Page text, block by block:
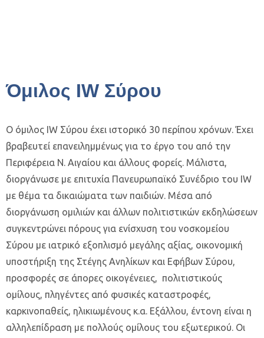
Όμιλος IW Σύρου
Ο όμιλος IW Σύρου έχει ιστορικό 30 περίπου χρόνων. Έχει
βραβευτεί επανειλημμένως για το έργο του από την
Περιφέρεια Ν. Αιγαίου και άλλους φορείς. Μάλιστα,
διοργάνωσε με επιτυχία Πανευρωπαϊκό Συνέδριο του IW
με θέμα τα δικαιώματα των παιδιών. Μέσα από
διοργάνωση ομιλιών και άλλων πολιτιστικών εκδηλώσεων
συγκεντρώνει πόρους για ενίσχυση του νοσκομείου
Σύρου με ιατρικό εξοπλισμό μεγάλης αξίας, οικονομική
υποστήριξη της Στέγης Ανηλίκων και Εφήβων Σύρου,
προσφορές σε άπορες οικογένειες, πολιτιστικούς
ομίλους, πληγέντες από φυσικές καταστροφές,
καρκινοπαθείς, ηλικιωμένους κ.α. Εξάλλου, έντονη είναι η
αλληλεπίδραση με πολλούς ομίλους του εξωτερικού. Οι